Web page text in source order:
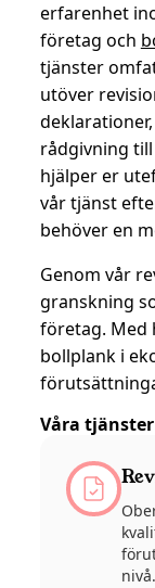
erfarenhet
företag och
tjänster
utöver
rådgivning
hjälper er
vår tjänst
behöver en
Genom vår
granskning
företag. Med
bollplank i
Våra
nivå.